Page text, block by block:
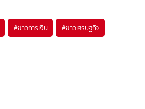
#ข่าวการเงิน #ข่าวเศรษฐกิจ